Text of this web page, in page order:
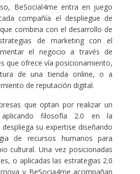
BeSocial4me entra en juego
compañía el despliegue de
combina con el desarrollo de
de marketing con el
el negocio a través de
que ofrece vía posicionamiento,
de una tienda online, o a
de reputación digital.
que optan por realizar un
filosofía 2.0 en la
su expertise diseñando
de recursos humanos para
cultural. Una vez posicionadas
o aplicadas las estrategias 2.0
y BeSocia4me acompañan